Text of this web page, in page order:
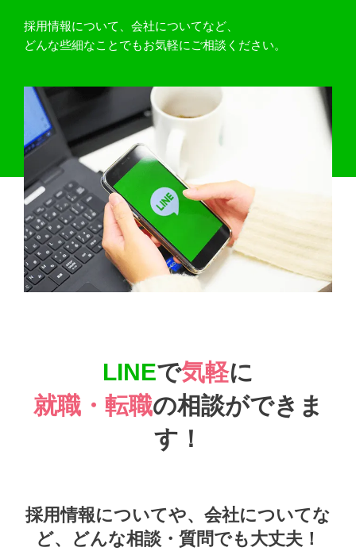
採用情報について、会社についてなど、
どんな些細なことでもお気軽にご相談ください。
LINEで気軽に
就職・転職の相談ができま
す！
採用情報についてや、会社についてな
ど、
どんな相談・質問でも大丈夫！